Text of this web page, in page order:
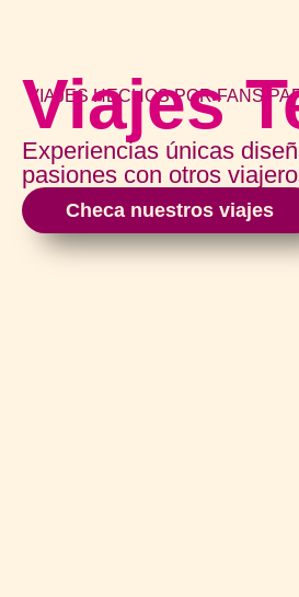
VIAJES HECHOS POR FANS
Viajes
Experiencias únicas
pasiones con otros
Checa nuestros viajes